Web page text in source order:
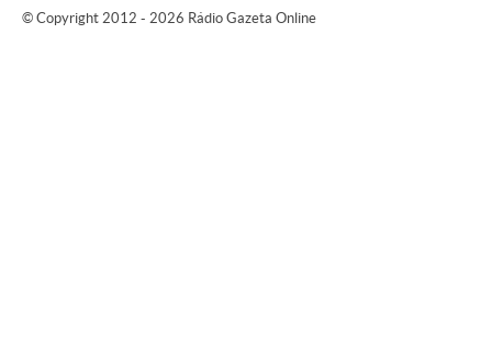
© Copyright 2012 - 2026 Rádio Gazeta Online